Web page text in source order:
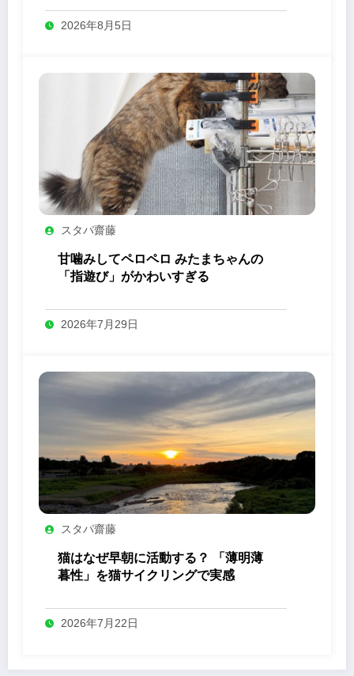
2026年8月5日
スタパ齋藤
甘噛みしてペロペロ みたまちゃんの
「指遊び」がかわいすぎる
2026年7月29日
スタパ齋藤
猫はなぜ早朝に活動する？ 「薄明薄
暮性」を猫サイクリングで実感
2026年7月22日